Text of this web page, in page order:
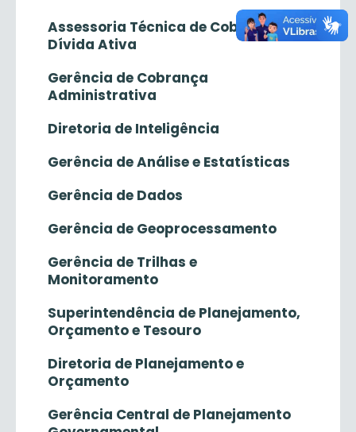
Assessoria Técnica de Cobrança da
Dívida Ativa
Gerência de Cobrança
Administrativa
Diretoria de Inteligência
Gerência de Análise e Estatísticas
Gerência de Dados
Gerência de Geoprocessamento
Gerência de Trilhas e
Monitoramento
Superintendência de Planejamento,
Orçamento e Tesouro
Diretoria de Planejamento e
Orçamento
Gerência Central de Planejamento